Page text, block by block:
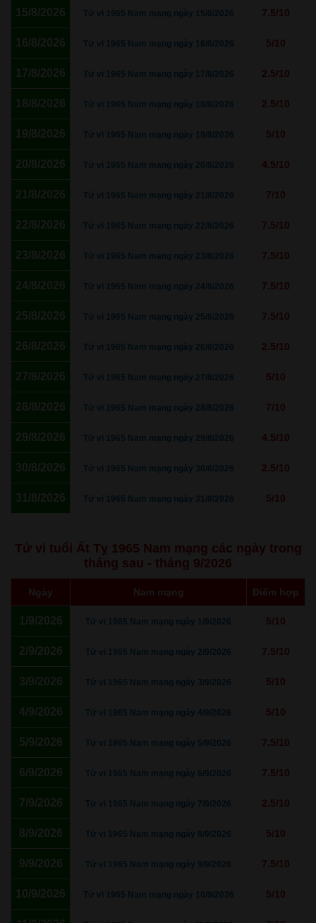
15/8/2026 Tử vi 1965 Nam mạng ngày 15/8/2026 7.5/10
16/8/2026 Tử vi 1965 Nam mạng ngày 16/8/2026 5/10
17/8/2026 Tử vi 1965 Nam mạng ngày 17/8/2026 2.5/10
18/8/2026 Tử vi 1965 Nam mạng ngày 18/8/2026 2.5/10
19/8/2026 Tử vi 1965 Nam mạng ngày 19/8/2026 5/10
20/8/2026 Tử vi 1965 Nam mạng ngày 20/8/2026 4.5/10
21/8/2026 Tử vi 1965 Nam mạng ngày 21/8/2026 7/10
22/8/2026 Tử vi 1965 Nam mạng ngày 22/8/2026 7.5/10
23/8/2026 Tử vi 1965 Nam mạng ngày 23/8/2026 7.5/10
24/8/2026 Tử vi 1965 Nam mạng ngày 24/8/2026 7.5/10
25/8/2026 Tử vi 1965 Nam mạng ngày 25/8/2026 7.5/10
26/8/2026 Tử vi 1965 Nam mạng ngày 26/8/2026 2.5/10
27/8/2026 Tử vi 1965 Nam mạng ngày 27/8/2026 5/10
28/8/2026 Tử vi 1965 Nam mạng ngày 28/8/2026 7/10
29/8/2026 Tử vi 1965 Nam mạng ngày 29/8/2026 4.5/10
30/8/2026 Tử vi 1965 Nam mạng ngày 30/8/2026 2.5/10
31/8/2026 Tử vi 1965 Nam mạng ngày 31/8/2026 5/10
Tử vi tuổi Ất Tỵ 1965 Nam mạng các ngày trong
tháng sau - tháng 9/2026
Ngày Nam mạng Điểm hợp
1/9/2026 Tử vi 1965 Nam mạng ngày 1/9/2026 5/10
2/9/2026 Tử vi 1965 Nam mạng ngày 2/9/2026 7.5/10
3/9/2026 Tử vi 1965 Nam mạng ngày 3/9/2026 5/10
4/9/2026 Tử vi 1965 Nam mạng ngày 4/9/2026 5/10
5/9/2026 Tử vi 1965 Nam mạng ngày 5/9/2026 7.5/10
6/9/2026 Tử vi 1965 Nam mạng ngày 6/9/2026 7.5/10
7/9/2026 Tử vi 1965 Nam mạng ngày 7/9/2026 2.5/10
8/9/2026 Tử vi 1965 Nam mạng ngày 8/9/2026 5/10
9/9/2026 Tử vi 1965 Nam mạng ngày 9/9/2026 7.5/10
10/9/2026 Tử vi 1965 Nam mạng ngày 10/9/2026 5/10